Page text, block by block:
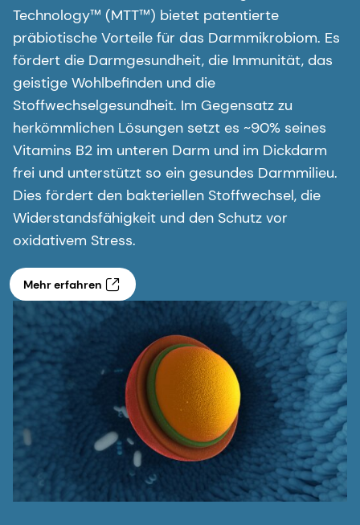
Technology™ (MTT™) bietet patentierte
präbiotische Vorteile für das Darmmikrobiom. Es
fördert die Darmgesundheit, die Immunität, das
geistige Wohlbefinden und die
Stoffwechselgesundheit. Im Gegensatz zu
herkömmlichen Lösungen setzt es ~90% seines
Vitamins B2 im unteren Darm und im Dickdarm
frei und unterstützt so ein gesundes Darmmilieu.
Dies fördert den bakteriellen Stoffwechsel, die
Widerstandsfähigkeit und den Schutz vor
oxidativem Stress.
Mehr erfahren